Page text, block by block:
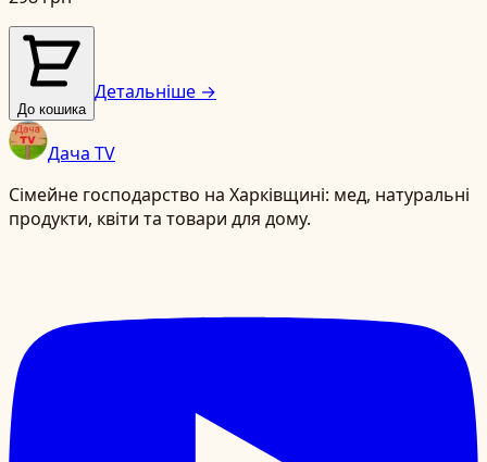
До кошика
Детальніше →
Дача TV
Сімейне господарство на Харківщині: мед, натуральні
продукти, квіти та товари для дому.